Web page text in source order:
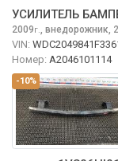
-10%
УСИЛИТЕЛЬ
2009г., внедорожник,
VIN:
Номер: A2046101114